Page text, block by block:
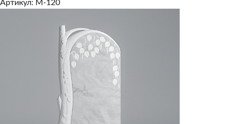
Артикул: M-120